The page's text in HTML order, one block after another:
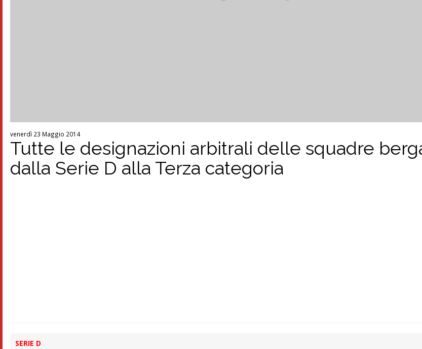
venerdì 23 Maggio 2014
Tutte le designazioni arbitrali delle squadre
dalla Serie D alla Terza categoria
SERIE D